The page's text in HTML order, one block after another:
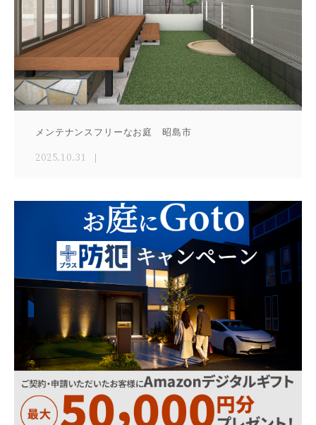
メンテナンスフリーなお庭 昭島市
2025.10.31